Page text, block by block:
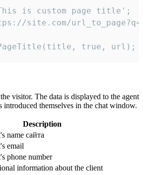
is custom page title';
site.com/
true, url);
visitor. The data is displayed to the agent
themselves in the chat window.
Description
name сайта
email
phone number
information about the client